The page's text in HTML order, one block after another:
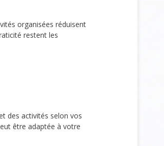
organisées réduisent
restent les
des activités selon vos
être adaptée à votre